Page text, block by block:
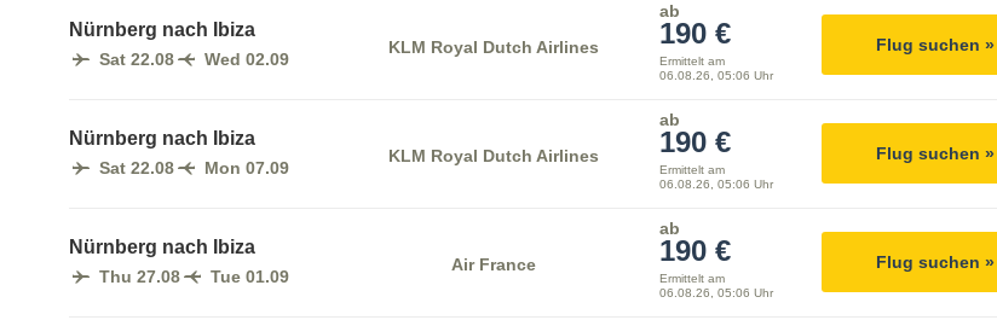
Nürnberg nach Ibiza
Sat 22.08 Wed 02.09
KLM Royal Dutch Airlines
ab
190 €
Ermittelt am
06.08.26, 05:06 Uhr
Flug suchen »
Nürnberg nach Ibiza
Sat 22.08 Mon 07.09
KLM Royal Dutch Airlines
ab
190 €
Ermittelt am
06.08.26, 05:06 Uhr
Flug suchen »
Nürnberg nach Ibiza
Thu 27.08 Tue 01.09
Air France
ab
190 €
Ermittelt am
06.08.26, 05:06 Uhr
Flug suchen »